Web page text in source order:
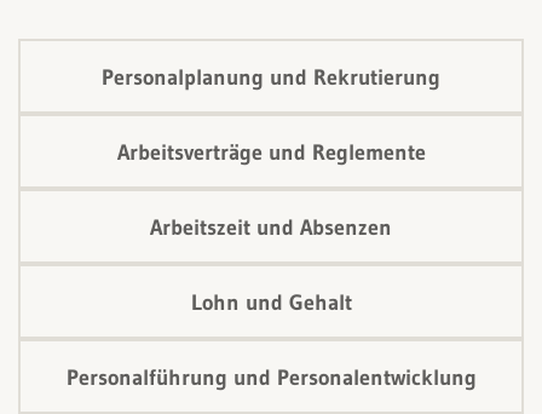
Personalplanung und Rekrutierung
Arbeitsverträge und Reglemente
Arbeitszeit und Absenzen
Lohn und Gehalt
Personalführung und Personalentwicklung